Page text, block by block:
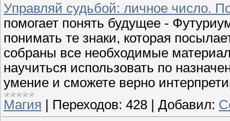
Управляй судьбой: личное число.
помогает понять будущее -
понимать те знаки, которая
собраны все необходимые
научиться использовать по
умение и сможете верно
Магия
Переходов: 428 Добавил: